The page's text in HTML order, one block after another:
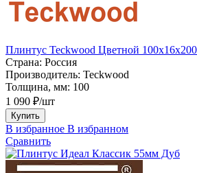
Плинтус Teckwood Цветной
Страна: Россия
Производитель: Teckwood
Толщина, мм: 100
1 090 ₽/шт
Купить
В избранное В избранном
Сравнить